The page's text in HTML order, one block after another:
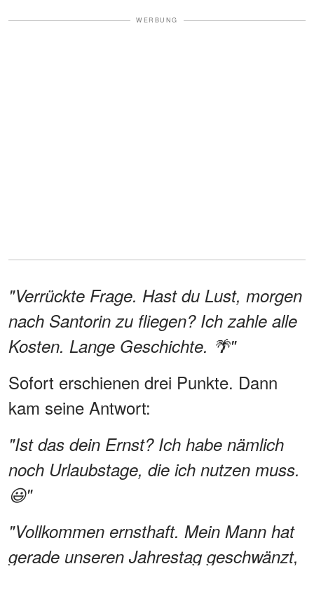
WERBUNG
"Verrückte Frage. Hast du Lust, morgen
nach Santorin zu fliegen? Ich zahle alle
Kosten. Lange Geschichte. 🌴"
Sofort erschienen drei Punkte. Dann
kam seine Antwort:
"Ist das dein Ernst? Ich habe nämlich
noch Urlaubstage, die ich nutzen muss.
😃"
"Vollkommen ernsthaft. Mein Mann hat
gerade unseren Jahrestag geschwänzt,